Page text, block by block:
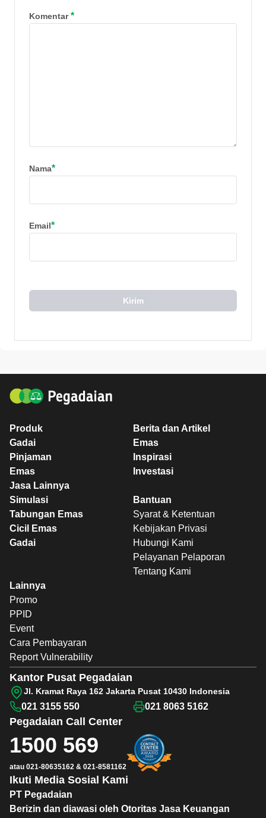
Komentar*
Nama*
Email*
Kirim
Produk
Gadai
Pinjaman
Emas
Jasa Lainnya
Berita dan Artikel
Emas
Inspirasi
Investasi
Simulasi
Tabungan Emas
Cicil Emas
Gadai
Bantuan
Syarat & Ketentuan
Kebijakan Privasi
Hubungi Kami
Pelayanan Pelaporan
Tentang Kami
Lainnya
Promo
PPID
Event
Cara Pembayaran
Report Vulnerability
PT Pegadaian
Berizin dan diawasi oleh Otoritas Jasa Keuangan
Ikuti Media Sosial Kami
Pegadaian Call Center
1500 569
atau 021-80635162 & 021-8581162
Kantor Pusat Pegadaian
Jl. Kramat Raya 162 Jakarta Pusat 10430 Indonesia
021 3155 550 021 8063 5162